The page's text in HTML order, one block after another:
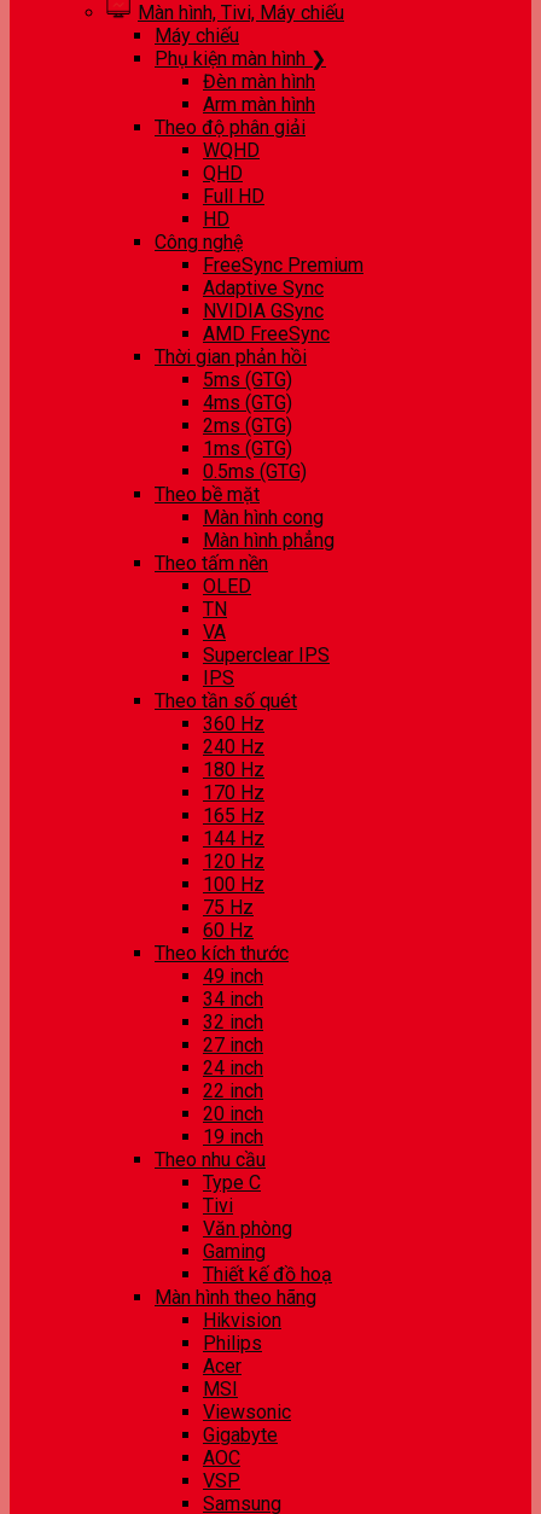
Màn hình, Tivi, Máy chiếu
Máy chiếu
Phụ kiện màn hình ❯
Đèn màn hình
Arm màn hình
Theo độ phân giải
WQHD
QHD
Full HD
HD
Công nghệ
FreeSync Premium
Adaptive Sync
NVIDIA GSync
AMD FreeSync
Thời gian phản hồi
5ms (GTG)
4ms (GTG)
2ms (GTG)
1ms (GTG)
0.5ms (GTG)
Theo bề mặt
Màn hình cong
Màn hình phẳng
Theo tấm nền
OLED
TN
VA
Superclear IPS
IPS
Theo tần số quét
360 Hz
240 Hz
180 Hz
170 Hz
165 Hz
144 Hz
120 Hz
100 Hz
75 Hz
60 Hz
Theo kích thước
49 inch
34 inch
32 inch
27 inch
24 inch
22 inch
20 inch
19 inch
Theo nhu cầu
Type C
Tivi
Văn phòng
Gaming
Thiết kế đồ hoạ
Màn hình theo hãng
Hikvision
Philips
Acer
MSI
Viewsonic
Gigabyte
AOC
VSP
Samsung